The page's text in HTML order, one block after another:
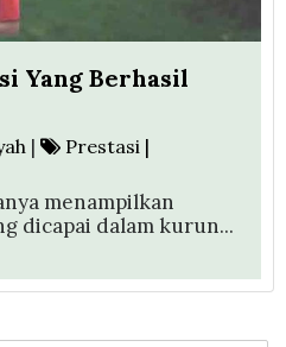
Yang Berhasil
|
Prestasi |
menampilkan
dicapai dalam kurun...